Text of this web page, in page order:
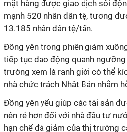
mặt hàng được giao dịch sôi
mạnh 520 nhân dân tệ, tương
13.185 nhân dân tệ/tấn.
Đồng yên trong phiên giảm
tiếp tục dao động quanh
trường xem là ranh giới có thể
nhà chức trách Nhật Bản nhằm
Đồng yên yếu giúp các tài sản
nên rẻ hơn đối với nhà đầu tư
hạn chế đà giảm của thị trường